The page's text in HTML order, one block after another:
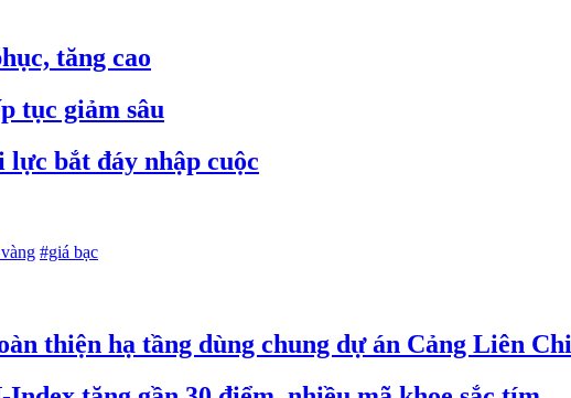
tăng cao
tục giảm sâu
bắt đáy nhập cuộc
#giá bạc
thiện hạ tầng dùng chung dự án Cảng Liên